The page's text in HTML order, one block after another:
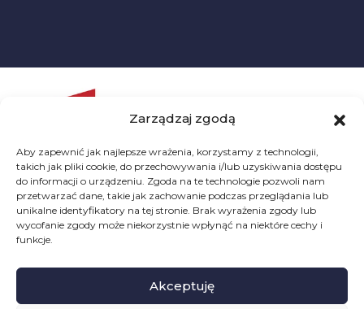
Zarządzaj zgodą
Aby zapewnić jak najlepsze wrażenia, korzystamy z technologii,
takich jak pliki cookie, do przechowywania i/lub uzyskiwania dostępu
do informacji o urządzeniu. Zgoda na te technologie pozwoli nam
przetwarzać dane, takie jak zachowanie podczas przeglądania lub
unikalne identyfikatory na tej stronie. Brak wyrażenia zgody lub
wycofanie zgody może niekorzystnie wpłynąć na niektóre cechy i
funkcje.
Akceptuję